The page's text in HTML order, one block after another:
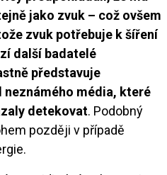
jako zvuk – což ovšem
zvuk potřebuje k šíření
další badatelé
představuje
média, které
detekovat. Podobný
později v případě